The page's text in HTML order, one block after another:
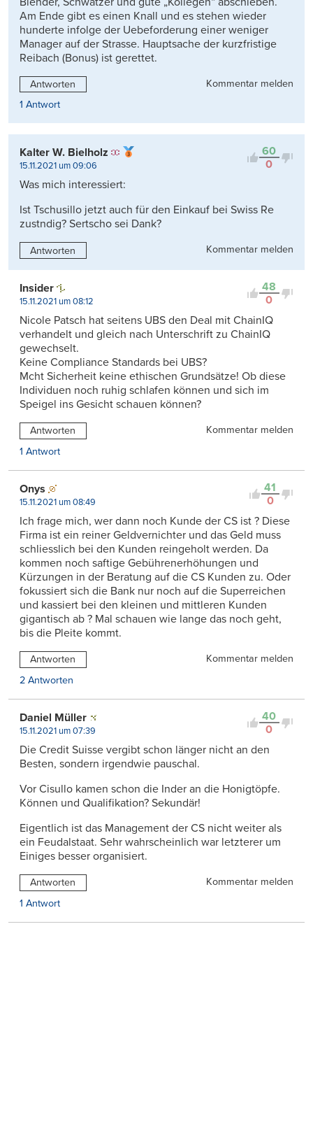
Am Ende gibt es einen Knall und es stehen wieder
hunderte infolge der Uebeforderung einer weniger
Manager auf der Strasse. Hauptsache der kurzfristige
Reibach (Bonus) ist gerettet.
Antworten
Kommentar melden
1 Antwort
60
0
Kalter W. Bielholz
15.11.2021 um 09:06
Was mich interessiert:
Ist Tschusillo jetzt auch für den Einkauf bei Swiss Re
zustndig? Sertscho sei Dank?
Antworten Kommentar melden
48
0
Insider
15.11.2021 um 08:12
Nicole Patsch hat seitens UBS den Deal mit ChainIQ
verhandelt und gleich nach Unterschrift zu ChainIQ
gewechselt.
Keine Compliance Standards bei UBS?
Mcht Sicherheit keine ethischen Grundsätze! Ob diese
Individuen noch ruhig schlafen können und sich im
Speigel ins Gesicht schauen können?
Antworten
Kommentar melden
1 Antwort
41
0
Onys
15.11.2021 um 08:49
Ich frage mich, wer dann noch Kunde der CS ist ? Diese
Firma ist ein reiner Geldvernichter und das Geld muss
schliesslich bei den Kunden reingeholt werden. Da
kommen noch saftige Gebührenerhöhungen und
Kürzungen in der Beratung auf die CS Kunden zu. Oder
fokussiert sich die Bank nur noch auf die Superreichen
und kassiert bei den kleinen und mittleren Kunden
gigantisch ab ? Mal schauen wie lange das noch geht,
bis die Pleite kommt.
Antworten
Kommentar melden
2 Antworten
40
0
Daniel Müller
15.11.2021 um 07:39
Die Credit Suisse vergibt schon länger nicht an den
Besten, sondern irgendwie pauschal.
Vor Cisullo kamen schon die Inder an die Honigtöpfe.
Können und Qualifikation? Sekundär!
Eigentlich ist das Management der CS nicht weiter als
ein Feudalstaat. Sehr wahrscheinlich war letzterer um
Einiges besser organisiert.
Antworten
Kommentar melden
1 Antwort